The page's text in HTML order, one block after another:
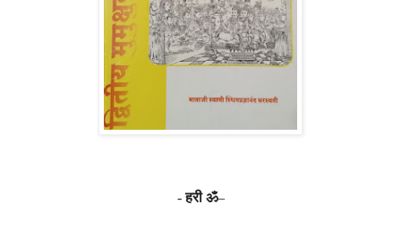
-हरी ॐ–